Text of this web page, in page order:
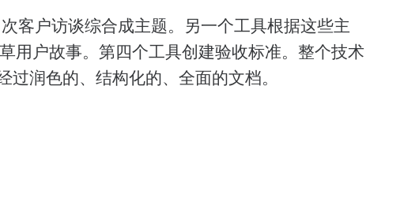
客户访谈综合成主题。另一个工具根据这些主
用户故事。第四个工具创建验收标准。整个技术
润色的、结构化的、全面的文档。